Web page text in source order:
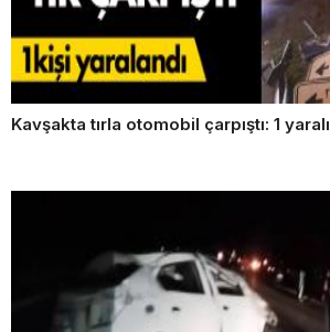
Kavşakta tırla otomobil çarpıştı: 1 yaralı